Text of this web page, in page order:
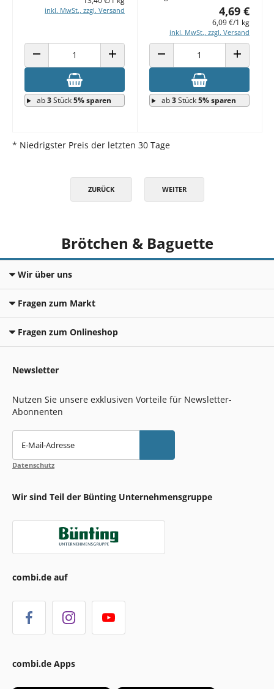
inkl. MwSt., zzgl. Versand
ANZAHL VERRINGERN ANZAHL ERHÖHEN
ab3Stück5% sparen
4,69 €
6,09 €/1 kg
inkl. MwSt., zzgl. Versand
ANZAHL VERRINGERN ANZAHL
ab3Stück5% sparen
* Niedrigster Preis der letzten 30 Tage
ZURÜCK WEITER
Brötchen & Baguette
Wir über uns
Fragen zum Markt
Fragen zum Onlineshop
Newsletter
Nutzen Sie unsere exklusiven Vorteile für Newsletter-
Abonnenten
E-Mail-Adresse
Datenschutz
Wir sind Teil der Bünting Unternehmensgruppe
combi.de auf
combi.de Apps